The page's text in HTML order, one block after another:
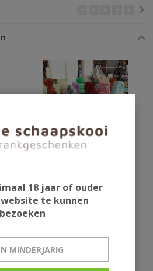
Schlaapmutske uit
Woensdrecht
€13,50
rumlikeur uit woensdrecht
18 jaar of ouder
te kunnen
bezoeken
MINDERJARIG